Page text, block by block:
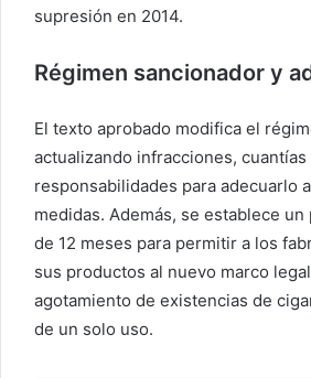
supresión en 2014.
Régimen sancionador y
El texto aprobado modifica el
actualizando infracciones, cuantías
responsabilidades para adecuarlo
medidas. Además, se establece
de 12 meses para permitir a los
sus productos al nuevo marco
agotamiento de existencias de
de un solo uso.